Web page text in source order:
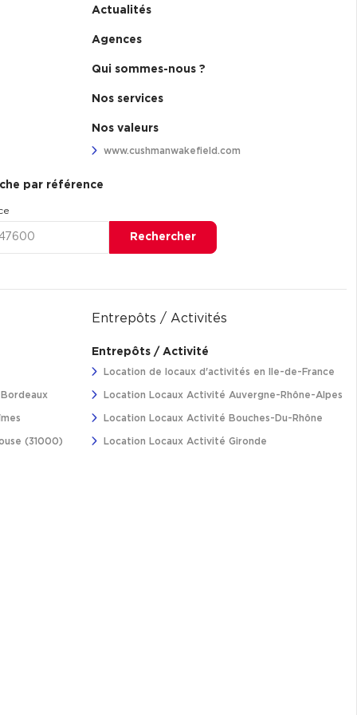
Actualités
Agences
Qui sommes-nous ?
Nos services
Nos valeurs
www.cushmanwakefield.com
par référence
Rechercher
(31000)
Entrepôts / Activités
Entrepôts / Activité
Location de locaux d'activités en Ile-de-France
Location Locaux Activité Auvergne-Rhône-Alpes
Location Locaux Activité Bouches-Du-Rhône
Location Locaux Activité Gironde